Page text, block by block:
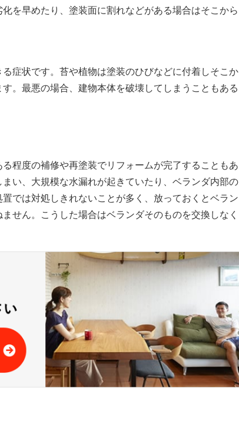
を早めたり、塗装面に割れなどがある場合はそこから
症状です。苔や植物は塗装のひびなどに付着しそこか
。最悪の場合、建物本体を破壊してしまうこともある
程度の補修や再塗装でリフォームが完了することもあ
い、大規模な水漏れが起きていたり、ベランダ内部の
では対処しきれないことが多く、放っておくとベラン
せん。こうした場合はベランダそのものを交換しなく